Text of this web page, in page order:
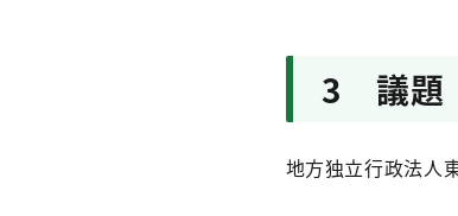
3 議題
地方独立行政法人